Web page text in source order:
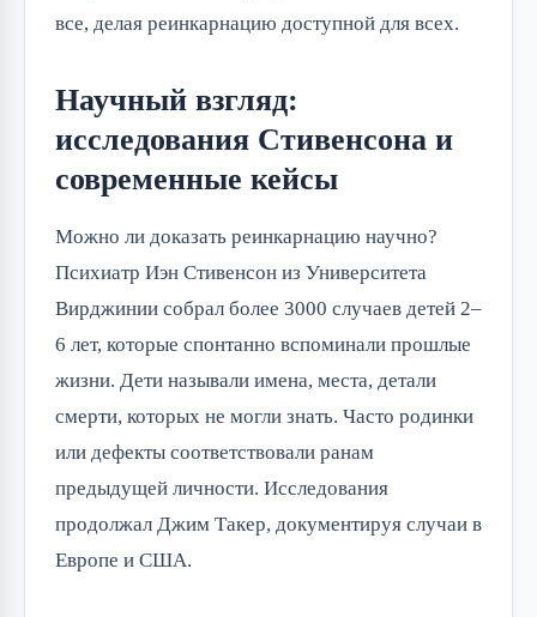
все, делая реинкарнацию доступной для всех.
Научный взгляд:
исследования Стивенсона и
современные кейсы
Можно ли доказать реинкарнацию научно?
Психиатр Иэн Стивенсон из Университета
Вирджинии собрал более 3000 случаев детей 2–
6 лет, которые спонтанно вспоминали прошлые
жизни. Дети называли имена, места, детали
смерти, которых не могли знать. Часто родинки
или дефекты соответствовали ранам
предыдущей личности. Исследования
продолжал Джим Такер, документируя случаи в
Европе и США.